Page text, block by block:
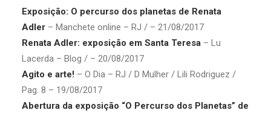
Exposição: O percurso dos planetas de Renata
Adler – Manchete online – RJ / – 21/08/2017
Renata Adler: exposição em Santa Teresa – Lu
Lacerda – Blog / – 20/08/2017
Agito e arte! – O Dia – RJ / D Mulher / Lili Rodriguez /
Pag. 8 – 19/08/2017
Abertura da exposição “O Percurso dos Planetas” de